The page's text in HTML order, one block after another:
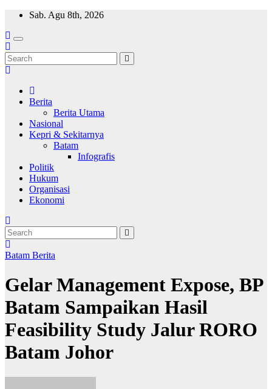
Skip
content
Sab. Agu 8th, 2026
Wajah Batam
CCTV nya kota Batam
Berita
Berita Utama
Nasional
Kepri & Sekitarnya
Batam
Infografis
Politik
Hukum
Organisasi
Ekonomi
Batam Berita
Gelar Management Expose, BP
Batam Sampaikan Hasil
Feasibility Study Jalur RORO
Batam Johor